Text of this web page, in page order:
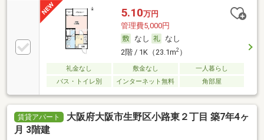
5.10万円
管理費5,000円
なし
なし
2階 / 1K（23.1m2）
礼金なし 敷金なし
一人暮らし
バス・トイレ別
インターネット無料 角部屋
賃貸アパート
大阪府大阪市生野区小路東２丁目 築7年4ヶ
月 3階建